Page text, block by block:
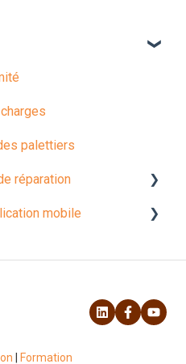
palettiers
réparation
mobile
Formation